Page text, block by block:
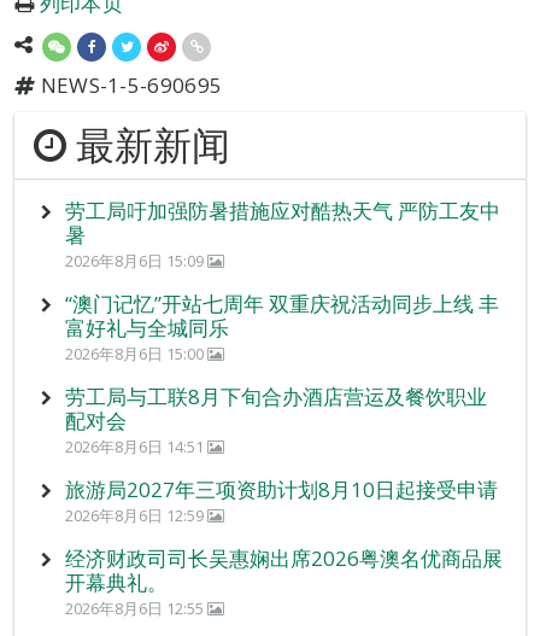
NEWS-1-5-690695
最新新闻
劳工局吁加强防暑措施应对酷热天气 严防工友中
暑
2026年8月6日 15:09
“澳门记忆”开站七周年 双重庆祝活动同步上线 丰
富好礼与全城同乐
2026年8月6日 15:00
劳工局与工联8月下旬合办酒店营运及餐饮职业
配对会
2026年8月6日 14:51
旅游局2027年三项资助计划8月10日起接受申请
2026年8月6日 12:59
经济财政司司长吴惠娴出席2026粤澳名优商品展
开幕典礼。
2026年8月6日 12:55